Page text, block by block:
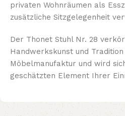
privaten Wohnräumen als
zusätzliche Sitzgelegenheit
Der Thonet Stuhl Nr. 28
Handwerkskunst und
Möbelmanufaktur und wird
geschätzten Element Ihrer